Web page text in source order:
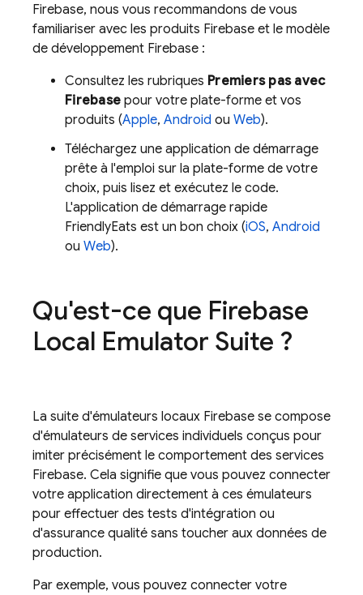
Firebase, nous vous recommandons de vous
familiariser avec les produits Firebase et le modèle
de développement Firebase :
Consultez les rubriques Premiers pas avec
Firebase pour votre plate-forme et vos
produits (Apple, Android ou Web).
Téléchargez une application de démarrage
prête à l'emploi sur la plate-forme de votre
choix, puis lisez et exécutez le code.
L'application de démarrage rapide
FriendlyEats est un bon choix (iOS, Android
ou Web).
Qu'est-ce que Firebase
Local Emulator Suite ?
La suite d'émulateurs locaux Firebase se compose
d'émulateurs de services individuels conçus pour
imiter précisément le comportement des services
Firebase. Cela signifie que vous pouvez connecter
votre application directement à ces émulateurs
pour effectuer des tests d'intégration ou
d'assurance qualité sans toucher aux données de
production.
Par exemple, vous pouvez connecter votre